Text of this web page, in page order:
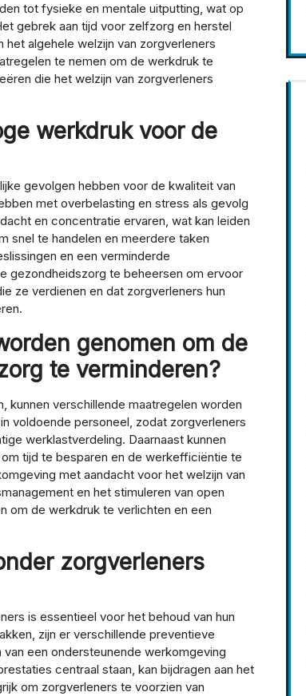
tot fysieke en mentale uitputting, wat op
gebrek aan tijd voor zelfzorg en herstel
algehele welzijn van zorgverleners
te nemen om de werkdruk te
die het welzijn van zorgverleners
werkdruk voor de
gevolgen hebben voor de kwaliteit van
met overbelasting en stress als gevolg
en concentratie ervaren, wat kan leiden
snel te handelen en meerdere taken
en een verminderde
gezondheidszorg te beheersen om ervoor
ze verdienen en dat zorgverleners hun
genomen om de
te verminderen?
kunnen verschillende maatregelen worden
voldoende personeel, zodat zorgverleners
werklastverdeling. Daarnaast kunnen
tijd te besparen en de werkefficiëntie te
met aandacht voor het welzijn van
en het stimuleren van open
om de werkdruk te verlichten en een
zorgverleners
is essentieel voor het behoud van hun
zijn er verschillende preventieve
een ondersteunende werkomgeving
centraal staan, kan bijdragen aan het
om zorgverleners te voorzien van